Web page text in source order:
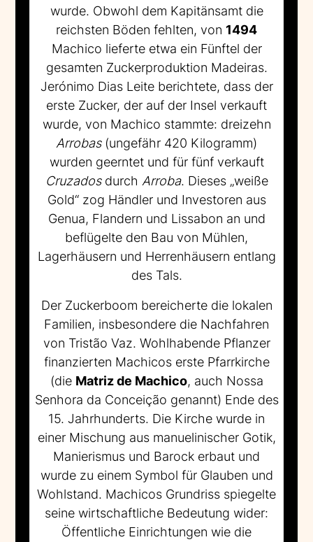
wurde. Obwohl dem Kapitänsamt die
reichsten Böden fehlten, von 1494
Machico lieferte etwa ein Fünftel der
gesamten Zuckerproduktion Madeiras.
Jerónimo Dias Leite berichtete, dass der
erste Zucker, der auf der Insel verkauft
wurde, von Machico stammte: dreizehn
Arrobas(ungefähr 420 Kilogramm)
wurden geerntet und für fünf verkauft
Cruzadosdurch Arroba. Dieses „weiße
Gold“ zog Händler und Investoren aus
Genua, Flandern und Lissabon an und
beflügelte den Bau von Mühlen,
Lagerhäusern und Herrenhäusern entlang
des Tals.
Der Zuckerboom bereicherte die lokalen
Familien, insbesondere die Nachfahren
von Tristão Vaz. Wohlhabende Pflanzer
finanzierten Machicos erste Pfarrkirche
(die Matriz de Machico, auch Nossa
Senhora da Conceição genannt) Ende des
15. Jahrhunderts. Die Kirche wurde in
einer Mischung aus manuelinischer Gotik,
Manierismus und Barock erbaut und
wurde zu einem Symbol für Glauben und
Wohlstand. Machicos Grundriss spiegelte
seine wirtschaftliche Bedeutung wider:
Öffentliche Einrichtungen wie die